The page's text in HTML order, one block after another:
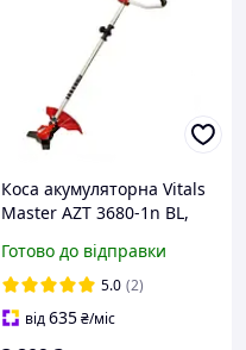
Коса акумуляторна Vitals
Master AZT 3680-1n BL,
безщітковий двигун (без
АКБ і ЗП) +
БЕЗКОШТОВНА
ДОСТАВКА!
Готово до відправки
5.0 (2)
від635₴/міс